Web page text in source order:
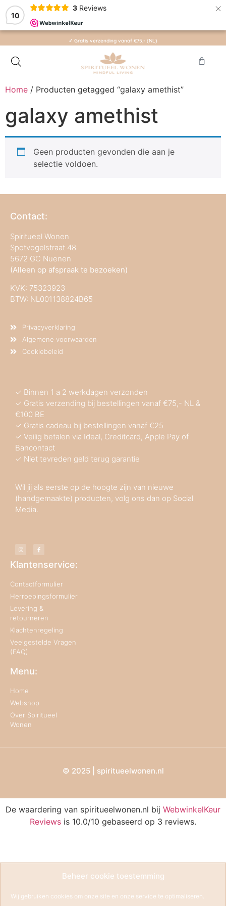
10
3 Reviews ×
Beheer cookie toestemming
Wij gebruiken cookies om onze site en onze service te optimaliseren.
✓ Gratis verzending vanaf €75,- (NL)
Home / Producten getagged “galaxy amethist”
galaxy amethist
Geen producten gevonden die aan je
selectie voldoen.
Contact:
Spiritueel Wonen
Spotvogelstraat 48
5672 GC Nuenen
(Alleen op afspraak te bezoeken)
KVK: 75323923
BTW: NL001138824B65
Privacyverklaring
Algemene voorwaarden
Cookiebeleid
✓ Binnen 1 a 2 werkdagen verzonden
✓ Gratis verzending bij bestellingen vanaf €75,- NL &
€100 BE
✓ Gratis cadeau bij bestellingen vanaf €25
✓ Veilig betalen via Ideal, Creditcard, Apple Pay of
Bancontact
✓ Niet tevreden geld terug garantie
Wil jij als eerste op de hoogte zijn van nieuwe
(handgemaakte) producten, volg ons dan op Social
Media.
Klantenservice:
Contactformulier
Herroepingsformulier
Levering &
retourneren
Klachtenregeling
Veelgestelde Vragen
(FAQ)
Menu:
Home
Webshop
Over Spiritueel
Wonen
© 2025 | spiritueelwonen.nl
De waardering van spiritueelwonen.nl bij WebwinkelKeur
Reviews is 10.0/10 gebaseerd op 3 reviews.